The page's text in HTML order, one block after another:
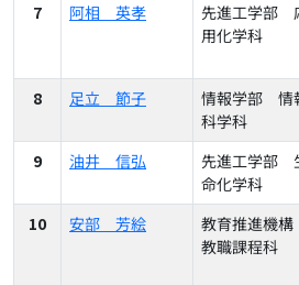
7 阿相 英孝
先進工学部
用化学科
8 足立 節子
情報学部 情
科学科
9 油井 信弘
先進工学部
命化学科
10 安部 芳絵
教育推進機構
教職課程科